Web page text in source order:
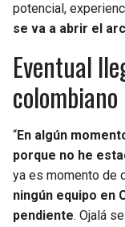
potencial,
se va a abrir el
Eventual
colombiano
“En algún
porque no he
ya es momento de
ningún equipo en
pendiente. Ojalá